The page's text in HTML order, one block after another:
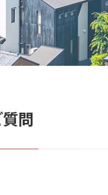
問